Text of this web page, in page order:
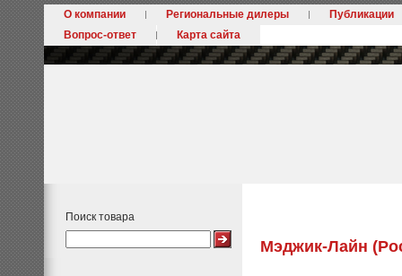
О компании Региональные дилеры
Публикации
Вопрос-ответ
Карта сайта
Поиск товара
Мэджик-Лайн